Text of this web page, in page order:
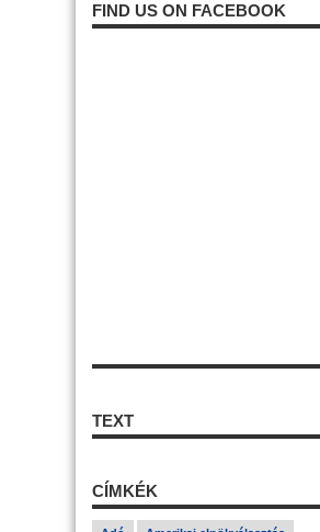
FIND US ON FACEBOOK
TEXT
CÍMKÉK